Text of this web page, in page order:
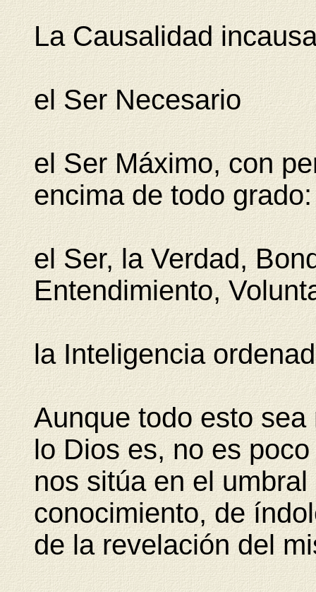
La Causalidad
el Ser Necesario
el Ser Máximo, con
encima de todo grado:
el Ser, la Verdad,
Entendimiento,
la Inteligencia
Aunque todo esto
lo Dios es, no es
nos sitúa en el
conocimiento, de
de la revelación del